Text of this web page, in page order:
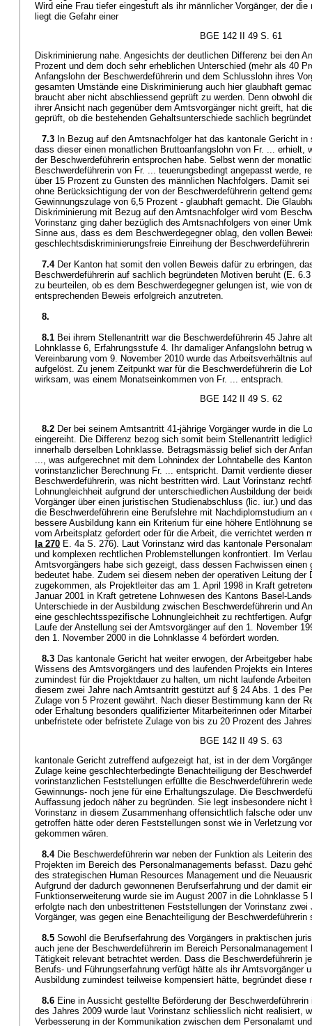
Wird eine Frau tiefer eingestuft als ihr männlicher Vorgänger, der
liegt die Gefahr einer
BGE 142 II 49 S. 61
Diskriminierung nahe. Angesichts der deutlichen Differenz bei den
Prozent und dem doch sehr erheblichen Unterschied (mehr als 40
Anfangslohn der Beschwerdeführerin und dem Schlusslohn ihres
gesamten Umstände eine Diskriminierung auch hier glaubhaft
braucht aber nicht abschliessend geprüft zu werden. Denn obwohl
ihrer Ansicht nach gegenüber dem Amtsvorgänger nicht greift, hat
geprüft, ob die bestehenden Gehaltsunterschiede sachlich
7.3 In Bezug auf den Amtsnachfolger hat das kantonale Gericht
dass dieser einen monatlichen Bruttoanfangslohn von Fr. ... erhielt,
der Beschwerdeführerin entsprochen habe. Selbst wenn der
Beschwerdeführerin von Fr. ... teuerungsbedingt angepasst werde,
über 15 Prozent zu Gunsten des männlichen Nachfolgers. Damit
ohne Berücksichtigung der von der Beschwerdeführerin geltend
Gewinnungszulage von 6,5 Prozent - glaubhaft gemacht. Die
Diskriminierung mit Bezug auf den Amtsnachfolger wird vom
Vorinstanz ging daher bezüglich des Amtsnachfolgers von einer
Sinne aus, dass es dem Beschwerdegegner oblag, den vollen
geschlechtsdiskriminierungsfreie Einreihung der Beschwerdeführerin
7.4 Der Kanton hat somit den vollen Beweis dafür zu erbringen,
Beschwerdeführerin auf sachlich begründeten Motiven beruht (E.
zu beurteilen, ob es dem Beschwerdegegner gelungen ist, wie von
entsprechenden Beweis erfolgreich anzutreten.
8.
8.1 Bei ihrem Stellenantritt war die Beschwerdeführerin 45 Jahre
Lohnklasse 6, Erfahrungsstufe 4. Ihr damaliger Anfangslohn betrug
Vereinbarung vom 9. November 2010 wurde das Arbeitsverhältnis
aufgelöst. Zu jenem Zeitpunkt war für die Beschwerdeführerin die
wirksam, was einem Monatseinkommen von Fr. ... entsprach.
BGE 142 II 49 S. 62
8.2 Der bei seinem Amtsantritt 41-jährige Vorgänger wurde in die
eingereiht. Die Differenz bezog sich somit beim Stellenantritt
innerhalb derselben Lohnklasse. Betragsmässig belief sich der
..., was aufgerechnet mit dem Lohnindex der Lohntabelle des
vorinstanzlicher Berechnung Fr. ... entspricht. Damit verdiente
Beschwerdeführerin, was nicht bestritten wird. Laut Vorinstanz
Lohnungleichheit aufgrund der unterschiedlichen Ausbildung der
Vorgänger über einen juristischen Studienabschluss (lic. iur.) und
die Beschwerdeführerin eine Berufslehre mit Nachdiplomstudium
bessere Ausbildung kann ein Kriterium für eine höhere Entlöhnung
vom Arbeitsplatz gefordert oder für die Arbeit, die verrichtet werden
Ia 270 E. 4a S. 276). Laut Vorinstanz wird das kantonale
und komplexen rechtlichen Problemstellungen konfrontiert. Im
Amtsvorgängers habe sich gezeigt, dass dessen Fachwissen einen
bedeutet habe. Zudem sei diesem neben der operativen Leitung der
zugekommen, als Projektleiter das am 1. April 1998 in Kraft
Januar 2001 in Kraft getretene Lohnwesen des Kantons Basel-
Unterschiede in der Ausbildung zwischen Beschwerdeführerin und
eine geschlechtsspezifische Lohnungleichheit zu rechtfertigen.
Laufe der Anstellung sei der Amtsvorgänger auf den 1. November
den 1. November 2000 in die Lohnklasse 4 befördert worden.
8.3 Das kantonale Gericht hat weiter erwogen, der Arbeitgeber
Wissens des Amtsvorgängers und des laufenden Projekts ein
zumindest für die Projektdauer zu halten, um nicht laufende
diesem zwei Jahre nach Amtsantritt gestützt auf § 24 Abs. 1 des
Zulage von 5 Prozent gewährt. Nach dieser Bestimmung kann der
oder Erhaltung besonders qualifizierter Mitarbeiterinnen oder
unbefristete oder befristete Zulage von bis zu 20 Prozent des
BGE 142 II 49 S. 63
kantonale Gericht zutreffend aufgezeigt hat, ist in der dem
Zulage keine geschlechterbedingte Benachteiligung der
vorinstanzlichen Feststellungen erfüllte die Beschwerdeführerin
Gewinnungs- noch jene für eine Erhaltungszulage. Die
Auffassung jedoch näher zu begründen. Sie legt insbesondere nicht
Vorinstanz in diesem Zusammenhang offensichtlich falsche oder
getroffen hätte oder deren Feststellungen sonst wie in Verletzung
gekommen wären.
8.4 Die Beschwerdeführerin war neben der Funktion als Leiterin
Projekten im Bereich des Personalmanagements befasst. Dazu
des strategischen Human Resources Management und die
Aufgrund der dadurch gewonnenen Berufserfahrung und der damit
Funktionserweiterung wurde sie im August 2007 in die Lohnklasse
erfolgte nach den unbestrittenen Feststellungen der Vorinstanz zwei
Vorgänger, was gegen eine Benachteiligung der Beschwerdeführerin
8.5 Sowohl die Berufserfahrung des Vorgängers in praktischen
auch jene der Beschwerdeführerin im Bereich
Tätigkeit relevant betrachtet werden. Dass die Beschwerdeführerin
Berufs- und Führungserfahrung verfügt hätte als ihr Amtsvorgänger
Ausbildung zumindest teilweise kompensiert hätte, begründet diese
8.6 Eine in Aussicht gestellte Beförderung der
des Jahres 2009 wurde laut Vorinstanz schliesslich nicht realisiert,
Verbesserung in der Kommunikation zwischen dem Personalamt